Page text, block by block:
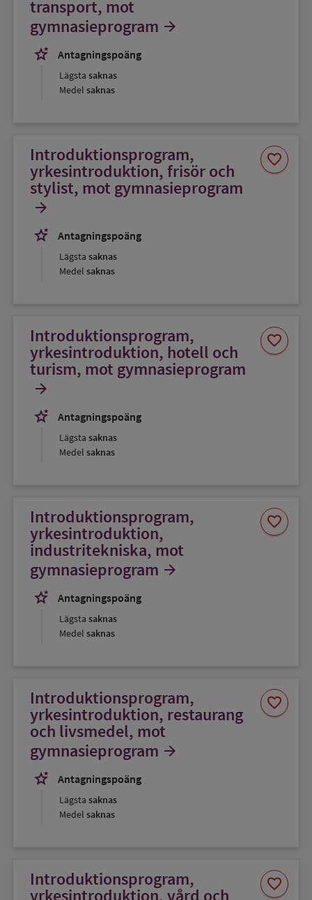
transport, mot
gymnasieprogram arrow_forward
stars_2
Antagningspoäng
Lägsta saknas
Medel saknas
Introduktionsprogram,
yrkesintroduktion, frisör och
stylist, mot gymnasieprogram
arrow_forward
stars_2
Antagningspoäng
Lägsta saknas
Medel saknas
favorite
Spara
som
Introduktionsprogram,
yrkesintroduktion, hotell och
turism, mot gymnasieprogram
arrow_forward
stars_2
Antagningspoäng
Lägsta saknas
Medel saknas
favorite
Spara
som
Introduktionsprogram,
yrkesintroduktion,
industritekniska, mot
gymnasieprogram arrow_forward
stars_2
Antagningspoäng
Lägsta saknas
Medel saknas
favorite
Spara
som
Introduktionsprogram,
yrkesintroduktion, restaurang
och livsmedel, mot
gymnasieprogram arrow_forward
stars_2
Antagningspoäng
Lägsta saknas
Medel saknas
favorite
Spara
som
Introduktionsprogram,
yrkesintroduktion, vård och
favorite
Spara
som